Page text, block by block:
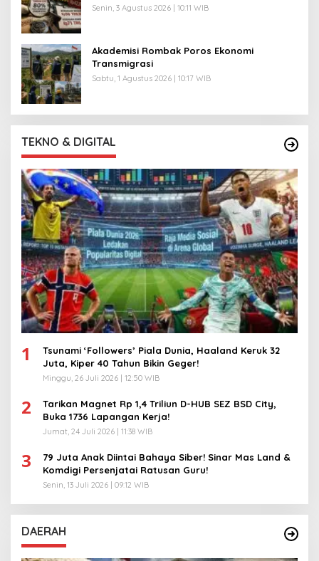
Senin, 3 Agustus 2026 | 10:11 WIB
Akademisi Rombak Poros Ekonomi
Transmigrasi
Sabtu, 1 Agustus 2026 | 10:17 WIB
TEKNO & DIGITAL
1
Tsunami ‘Followers’ Piala Dunia, Haaland Keruk 32
Juta, Kiper 40 Tahun Bikin Geger!
Minggu, 26 Juli 2026 | 12:50 WIB
2
Tarikan Magnet Rp 1,4 Triliun D-HUB SEZ BSD City,
Buka 1736 Lapangan Kerja!
Jumat, 24 Juli 2026 | 11:38 WIB
3
79 Juta Anak Diintai Bahaya Siber! Sinar Mas Land &
Komdigi Persenjatai Ratusan Guru!
Senin, 13 Juli 2026 | 09:12 WIB
DAERAH